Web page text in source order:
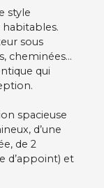
style
habitables.
sous
cheminées…
qui
spacieuse
d’une
de 2
d’appoint) et